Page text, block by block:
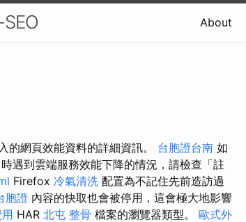
About
網頁效能資料的詳細資訊。 台胞證台南 如
時遇到雲端服務效能下降的情況，請檢查「註
Firefox 冷氣清洗 配置為不記住先前造訪過
胞證 內容的快取也會被停用，這會極大地影響
HAR 北屯 整骨 檔案的瀏覽器類型。 歐式外